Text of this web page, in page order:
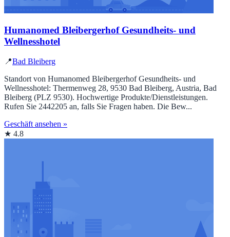
Humanomed Bleibergerhof Gesundheits- und
Wellnesshotel
📍Bad Bleiberg
Standort von Humanomed Bleibergerhof Gesundheits- und
Wellnesshotel: Thermenweg 28, 9530 Bad Bleiberg, Austria, Bad
Bleiberg (PLZ 9530). Hochwertige Produkte/Dienstleistungen.
Rufen Sie 2442205 an, falls Sie Fragen haben. Die Bew...
Geschäft ansehen »
★ 4.8